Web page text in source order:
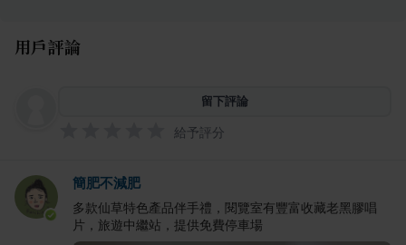
用戶評論
留下評論
給予評分
簡肥不減肥
多款仙草特色產品伴手禮，閱覽室有豐富收藏老黑膠唱
片，旅遊中繼站，提供免費停車場